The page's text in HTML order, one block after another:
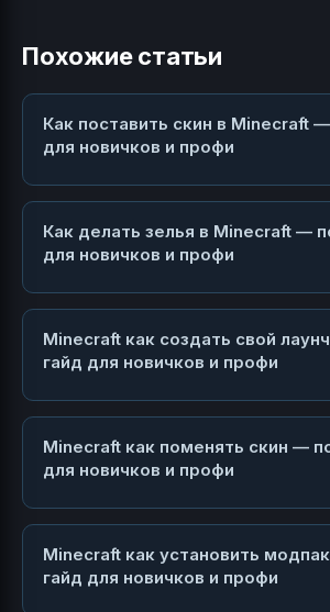
Похожие статьи
Как поставить скин в Minecraft
для новичков и профи
Как делать зелья в Minecraft —
для новичков и профи
Minecraft как создать свой
гайд для новичков и профи
Minecraft как поменять скин —
для новичков и профи
Minecraft как установить
гайд для новичков и профи